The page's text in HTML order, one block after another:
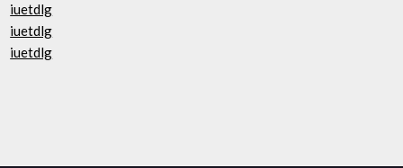
iuetdlg
iuetdlg
iuetdlg